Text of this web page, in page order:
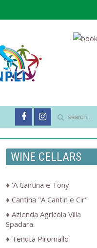
WINE CELLARS
'A Cantina e Tony
Cantina "A Cantin e Cir"
Azienda Agricola Villa
Spadara
Tenuta Piromallo